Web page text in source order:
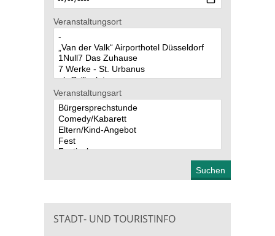
Veranstaltungsort
Veranstaltungsart
STADT- UND TOURISTINFO